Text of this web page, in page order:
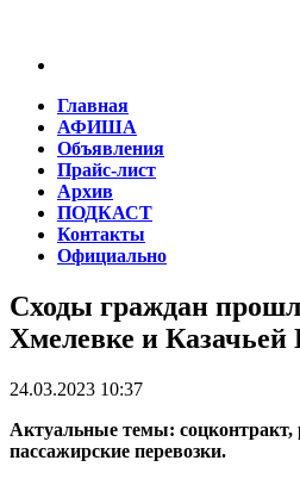
Главная
АФИША
Объявления
Прайс-лист
Архив
ПОДКАСТ
Контакты
Официально
Сходы граждан
Хмелевке и Казачьей
24.03.2023 10:37
Актуальные темы: соцконтракт,
пассажирские перевозки.